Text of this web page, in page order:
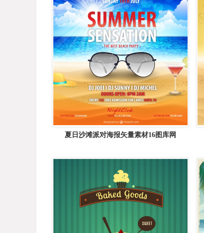
夏日沙滩派对海报矢量素材16图库网